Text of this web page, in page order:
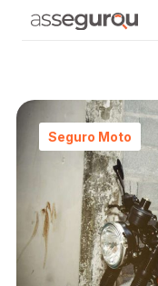
Seguro Moto